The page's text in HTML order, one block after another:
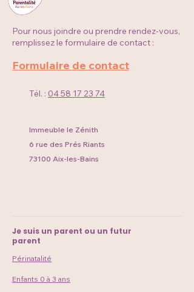
Pour nous joindre ou prendre rendez-vous,
remplissez le formulaire de contact :
Formulaire de contact
Tél. : 04 58 17 23 74
Immeuble le Zénith
6 rue des Prés Riants
73100 Aix-les-Bains
Je suis un parent ou un futur
parent
Périnatalité
Enfants 0 à 3 ans